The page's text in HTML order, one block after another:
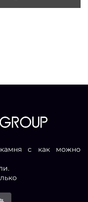
камня с как можно